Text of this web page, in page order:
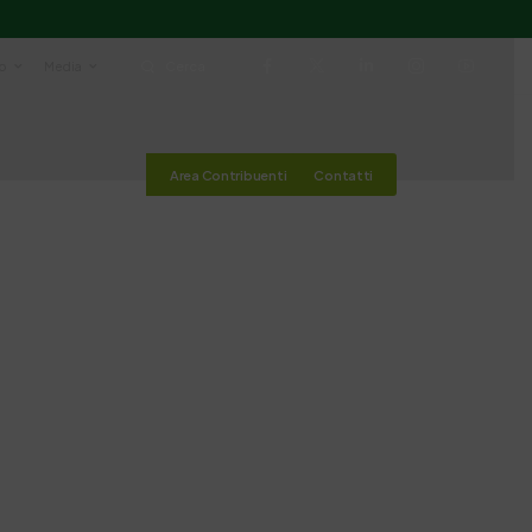
Area Contribuenti Contatti